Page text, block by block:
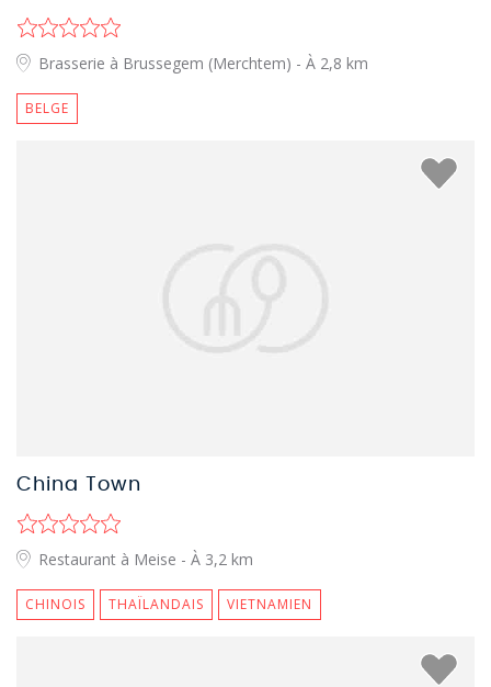
Brasserie à Brussegem (Merchtem) - À 2,8 km
BELGE
China Town
Restaurant à Meise - À 3,2 km
CHINOIS THAÏLANDAIS VIETNAMIEN